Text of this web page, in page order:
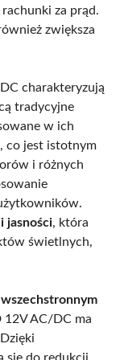
rachunki za prąd.
zwiększa
charakteryzują
tradycyjne
w ich
, co jest istotnym
i różnych
jasności, która
świetlnych,
wszechstronnym
12V AC/DC ma